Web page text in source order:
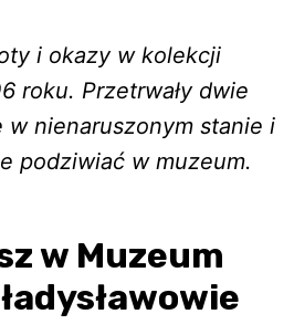
i okazy w kolekcji
roku. Przetrwały dwie
w nienaruszonym stanie i
podziwiać w muzeum.
w Muzeum